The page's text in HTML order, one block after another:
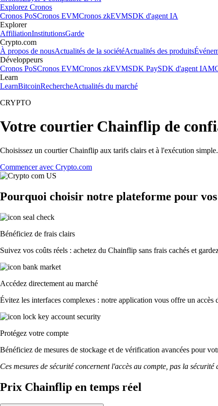
Explorez Cronos
Cronos PoSCronos EVMCronos zkEVMSDK d'agent IA
Explorer
AffiliationInstitutionsGarde
Crypto.com
À propos de nousActualités de la sociétéActualités des produits
Développeurs
Cronos PoSCronos EVMCronos zkEVMSDK PaySDK d'agent IA
Learn
LearnBitcoinRechercheActualités du marché
CRYPTO
Votre courtier Chainflip de
Choisissez un courtier Chainflip aux tarifs clairs et à l'exécution
Commencer avec Crypto.com
Pourquoi choisir notre plateforme pour
Bénéficiez de frais clairs
Suivez vos coûts réels : achetez du Chainflip sans frais cachés et
Accédez directement au marché
Évitez les interfaces complexes : notre application vous offre un
Protégez votre compte
Bénéficiez de mesures de stockage et de vérification avancées pour
Ces mesures de sécurité concernent l'accès au compte, pas la
Prix Chainflip en temps réel